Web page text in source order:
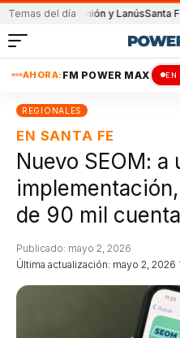
Temas del día
de Unión y LanúsSanta Fe logró
AHORA: FM POWER MAX EN
REGIONALES
EN SANTA FE
Nuevo SEOM: a
de 90 mil
Última actualización: mayo 2, 2026
Publicado: mayo 2, 2026